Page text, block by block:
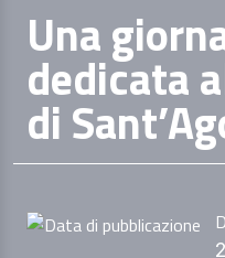
Una
dedicata
di